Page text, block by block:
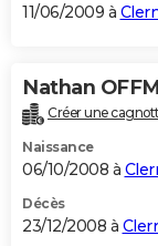
11/06/2009 à
Nathan
Créer une
Naissance
06/10/2008 à
Décès
23/12/2008 à